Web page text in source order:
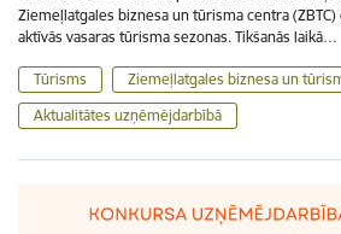
Ziemeļlatgales biznesa un tūrisma centra
aktīvās vasaras tūrisma sezonas. Tikšanās laikā…
Tūrisms
Ziemeļlatgales biznesa un
Aktualitātes uzņēmējdarbībā